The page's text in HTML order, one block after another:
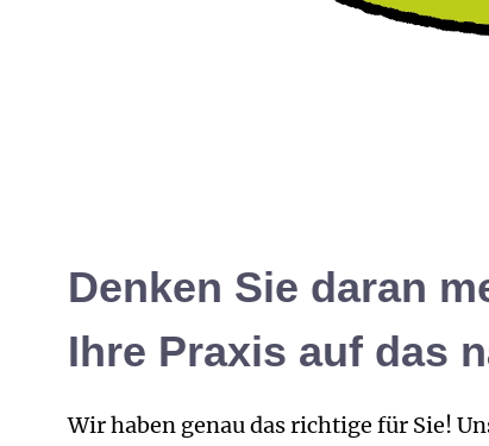
Denken Sie daran
Ihre Praxis auf das
Wir haben genau das richtige für Sie!